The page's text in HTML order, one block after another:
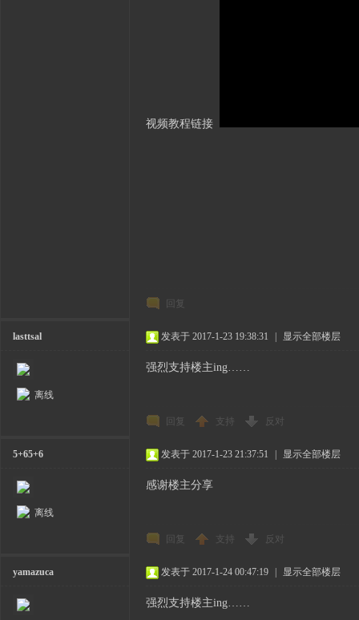
视频教程链接
回复
lasttsal
离线
发表于 2017-1-23 19:38:31 显示全部楼层
强烈支持楼主ing……
回复 支持 反对
5+65+6
离线
发表于 2017-1-23 21:37:51 显示全部楼层
感谢楼主分享
回复 支持 反对
yamazuca 发表于 2017-1-24 00:47:19 显示全部楼层
强烈支持楼主ing……